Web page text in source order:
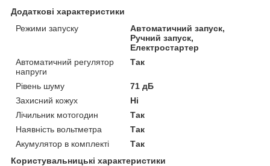
Додаткові характеристики
Режими запуску
Автоматичний запуск,
Ручний запуск,
Електростартер
Автоматичний регулятор
напруги
Так
Рівень шуму
71 дБ
Захисний кожух
Ні
Лічильник мотогодин
Так
Наявність вольтметра
Так
Акумулятор в комплекті
Так
Користувальницькі характеристики